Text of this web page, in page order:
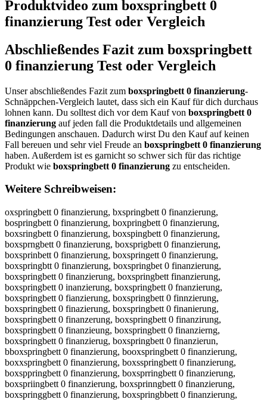
Produktvideo zum boxspringbett 0
finanzierung Test oder Vergleich
Abschließendes Fazit zum boxspringbett
0 finanzierung Test oder Vergleich
Unser abschließendes Fazit zum boxspringbett 0 finanzierung-
Schnäppchen-Vergleich lautet, dass sich ein Kauf für dich durchaus
lohnen kann. Du solltest dich vor dem Kauf von boxspringbett 0
finanzierung auf jeden fall die Produktdetails und allgemeinen
Bedingungen anschauen. Dadurch wirst Du den Kauf auf keinen
Fall bereuen und sehr viel Freude an boxspringbett 0 finanzierung
haben. Außerdem ist es garnicht so schwer sich für das richtige
Produkt wie boxspringbett 0 finanzierung zu entscheiden.
Weitere Schreibweisen:
oxspringbett 0 finanzierung, bxspringbett 0 finanzierung, bospringbett 0 finanzierung, boxpringbett 0 finanzierung, boxsringbett 0 finanzierung, boxspingbett 0 finanzierung, boxsprngbett 0 finanzierung, boxsprigbett 0 finanzierung, boxsprinbett 0 finanzierung, boxspringett 0 finanzierung, boxspringbtt 0 finanzierung, boxspringbet 0 finanzierung, boxspringbett 0 finanzierung, boxspringbett finanzierung, boxspringbett 0 inanzierung, boxspringbett 0 fnanzierung, boxspringbett 0 fianzierung, boxspringbett 0 finnzierung, boxspringbett 0 finazierung, boxspringbett 0 finanierung, boxspringbett 0 finanzerung, boxspringbett 0 finanzirung, boxspringbett 0 finanzieung, boxspringbett 0 finanzierng, boxspringbett 0 finanzierug, boxspringbett 0 finanzierun, bboxspringbett 0 finanzierung, booxspringbett 0 finanzierung, boxxspringbett 0 finanzierung, boxsspringbett 0 finanzierung, boxsppringbett 0 finanzierung, boxsprringbett 0 finanzierung, boxspriingbett 0 finanzierung, boxsprinngbett 0 finanzierung, boxspringgbett 0 finanzierung, boxspringbbett 0 finanzierung, boxspringbeett 0 finanzierung, boxspringbettt 0 finanzierung, boxspringbett 00 finanzierung, boxspringbett 0 ffinanzierung, boxspringbett 0 fiinanzierung, boxspringbett 0 finnanzierung, boxspringbett 0 finaanzierung, boxspringbett 0 finannzierung, boxspringbett 0 finanzzierung, boxspringbett 0 finanziierung, boxspringbett 0 finanzieerung, boxspringbett 0 finanzierrung, boxspringbett 0 finanzieruung, boxspringbett 0 finanzierunng, boxspringbett 0 finanzierungg, obxspringbett 0 finanzierung, bxospringbett 0 finanzierung, bosxpringbett 0 finanzierung, boxpsringbett 0 finanzierung, boxsrpingbett 0 finanzierung, boxspirngbett 0 finanzierung, boxsprnigbett 0 finanzierung, boxsprignbett 0 finanzierung, boxsprinbgett 0 finanzierung, boxspringebtt 0 finanzierung, boxspringbtet 0 finanzierung, boxspringbet t0 finanzierung, boxspringbett0 finanzierung, boxspringbett 0finanzierung, boxspringbett 0f inanzierung, boxspringbett 0 ifnanzierung, boxspringbett 0 fnianzierung, boxspringbett 0 fiannzierung, boxspringbett 0 finnazierung, boxspringbett 0 finaznierung, boxspringbett 0 finanizerung, boxspringbett 0 finanzeirung, boxspringbett 0 finanzireung, boxspringbett 0 finanzieurng, boxspringbett 0 finanziernug, boxspringbett 0 finanzierugn, boxspringbett0 finanzierung, boxspringbett 0finanzierung, oxspringbett 0 finanzierung, voxspringbett 0 finanzierung, foxspringbett 0 finanzierung, goxspringbett 0 finanzierung, hoxspringbett 0 finanzierung, noxspringbett 0 finanzierung, bixspringbett 0 finanzierung, bkxspringbett 0 finanzierung, blxspringbett 0 finanzierung, bpxspringbett 0 finanzierung, b9xspringbett 0 finanzierung, b0xspringbett 0 finanzierung, bozspringbett 0 finanzierung, boaspringbett 0 finanzierung, bosspringbett 0 finanzierung, bodspringbett 0 finanzierung, bocspringbett 0 finanzierung, boxqpringbett 0 finanzierung, boxwpringbett 0 finanzierung, boxepringbett 0 finanzierung, boxzpringbett 0 finanzierung, boxxpringbett 0 finanzierung, boxcpringbett 0 finanzierung, boxsoringbett 0 finanzierung, boxslringbett 0 finanzierung, boxsöringbett 0 finanzierung, boxsüringbett 0 finanzierung, boxs0ringbett 0 finanzierung, boxsßringbett 0 finanzierung, boxspeingbett 0 finanzierung, boxspdingbett 0 finanzierung, boxspfingbett 0 finanzierung, boxspgingbett 0 finanzierung, boxsptingbett 0 finanzierung, boxsp4ingbett 0 finanzierung, boxsp5ingbett 0 finanzierung, boxsprungbett 0 finanzierung, boxsprjngbett 0 finanzierung, boxsprkngbett 0 finanzierung, boxsprlngbett 0 finanzierung, boxsprongbett 0 finanzierung, boxspr8ngbett 0 finanzierung, boxspr9ngbett 0 finanzierung, boxspri gbett 0 finanzierung, boxspribgbett 0 finanzierung, boxspriggbett 0 finanzierung, boxsprihgbett 0 finanzierung, boxsprijgbett 0 finanzierung, boxsprimgbett 0 finanzierung, boxsprinrbett 0 finanzierung, boxsprinfbett 0 finanzierung, boxsprinvbett 0 finanzierung, boxsprintbett 0 finanzierung, boxsprinbbett 0 finanzierung, boxsprinybett 0 finanzierung, boxsprinhbett 0 finanzierung, boxsprinnbett 0 finanzierung, boxspring ett 0 finanzierung, boxspringvett 0 finanzierung, boxspringfett 0 finanzierung, boxspringgett 0 finanzierung, boxspringhett 0 finanzierung, boxspringnett 0 finanzierung, boxspringbwtt 0 finanzierung, boxspringbstt 0 finanzierung, boxspringbdtt 0 finanzierung, boxspringbftt 0 finanzierung, boxspringbrtt 0 finanzierung, boxspringb3tt 0 finanzierung, boxspringb4tt 0 finanzierung, boxspringbert 0 finanzierung, boxspringbeft 0 finanzierung, boxspringbegt 0 finanzierung, boxspringbeht 0 finanzierung, boxspringbeyt 0 finanzierung, boxspringbe5t 0 finanzierung, boxspringbe6t 0 finanzierung, boxspringbetr 0 finanzierung, boxspringbetf 0 finanzierung, boxspringbetg 0 finanzierung, boxspringbeth 0 finanzierung, boxspringbety 0 finanzierung, boxspringbet5 0 finanzierung, boxspringbet6 0 finanzierung, boxspringbett o finanzierung, boxspringbett p finanzierung, boxspringbett 0 cinanzierung, boxspringbett 0 dinanzierung, boxspringbett 0 einanzierung, boxspringbett 0 rinanzierung, boxspringbett 0 tinanzierung, boxspringbett 0 ginanzierung, boxspringbett 0 binanzierung, boxspringbett 0 vinanzierung, boxspringbett 0 funanzierung, boxspringbett 0 fjnanzierung, boxspringbett 0 fknanzierung, boxspringbett 0 flnanzierung, boxspringbett 0 fonanzierung, boxspringbett 0 f8nanzierung, boxspringbett 0 f9nanzierung, boxspringbett 0 fi anzierung, boxspringbett 0 fibanzierung, boxspringbett 0 figanzierung, boxspringbett 0 fihanzierung, boxspringbett 0 fijanzierung, boxspringbett 0 fimanzierung, boxspringbett 0 finqnzierung, boxspringbett 0 finwnzierung, boxspringbett 0 finznzierung, boxspringbett 0 finxnzierung, boxspringbett 0 fina zierung, boxspringbett 0 finabzierung, boxspringbett 0 finagzierung, boxspringbett 0 finahzierung, boxspringbett 0 finajzierung, boxspringbett 0 finamzierung, boxspringbett 0 finanxierung, boxspringbett 0 finansierung, boxspringbett 0 finanaierung, boxspringbett 0 finanzuerung, boxspringbett 0 finanzjerung, boxspringbett 0 finanzkerung, boxspringbett 0 finanzlerung, boxspringbett 0 finanzoerung, boxspringbett 0 finanz8erung, boxspringbett 0 finanz9erung, boxspringbett 0 finanziwrung, boxspringbett 0 finanzisrung, boxspringbett 0 finanzidrung, boxspringbett 0 finanzifrung, boxspringbett 0 finanzirrung, boxspringbett 0 finanzi3rung, boxspringbett 0 finanzi4rung, boxspringbett 0 finanzieeung, boxspringbett 0 finanziedung, boxspringbett 0 finanziefung, boxspringbett 0 finanziegung, boxspringbett 0 finanzietung, boxspringbett 0 finanzie4ung, boxspringbett 0 finanzie5ung, boxspringbett 0 finanzieryng, boxspringbett 0 finanzierhng, boxspringbett 0 finanzierjng, boxspringbett 0 finanzierkng, boxspringbett 0 finanziering, boxspringbett 0 finanzier7ng, boxspringbett 0 finanzier8ng, boxspringbett 0 finanzieru g, boxspringbett 0 finanzierubg, boxspringbett 0 finanzierugg, boxspringbett 0 finanzieruhg, boxspringbett 0 finanzierujg, boxspringbett 0 finanzierumg, boxspringbett 0 finanzierunr, boxspringbett 0 finanzierunf, boxspringbett 0 finanzierunv, boxspringbett 0 finanzierunt, boxspringbett 0 finanzierunb, boxspringbett 0 finanzieruny, boxspringbett 0 finanzierunh, boxspringbett 0 finanzierunn, boxspringbett 0 finanzierung, b oxspringbett 0 finanzierung, vboxspringbett 0 finanzierung, bvoxspringbett 0 finanzierung, fboxspringbett 0 finanzierung, bfoxspringbett 0 finanzierung, gboxspringbett 0 finanzierung, bgoxspringbett 0 finanzierung, hboxspringbett 0 finanzierung, bhoxspringbett 0 finanzierung, nboxspringbett 0 finanzierung, bnoxspringbett 0 finanzierung, bioxspringbett 0 finanzierung, boixspringbett 0 finanzierung, bkoxspringbett 0 finanzierung, bokxspringbett 0 finanzierung, bloxspringbett 0 finanzierung, bolxspringbett 0 finanzierung, bpoxspringbett 0 finanzierung, bopxspringbett 0 finanzierung, b9oxspringbett 0 finanzierung, bo9xspringbett 0 finanzierung, b0oxspringbett 0 finanzierung, bo0xspringbett 0 finanzierung, bozxspringbett 0 finanzierung, boxzspringbett 0 finanzierung, boaxspringbett 0 finanzierung, boxaspringbett 0 finanzierung, bosxspringbett 0 finanzierung, bodxspringbett 0 finanzierung, boxdspringbett 0 finanzierung, bocxspringbett 0 finanzierung, boxcspringbett 0 finanzierung, boxqspringbett 0 finanzierung, boxsqpringbett 0 finanzierung, boxwspringbett 0 finanzierung, boxswpringbett 0 finanzierung, boxespringbett 0 finanzierung, boxsepringbett 0 finanzierung, boxszpringbett 0 finanzierung, boxsxpringbett 0 finanzierung, boxscpringbett 0 finanzierung, boxsopringbett 0 finanzierung, boxsporingbett 0 finanzierung, boxslpringbett 0 finanzierung, boxsplringbett 0 finanzierung, boxsöpringbett 0 finanzierung, boxspöringbett 0 finanzierung, boxsüpringbett 0 finanzierung, boxspüringbett 0 finanzierung, boxs0pringbett 0 finanzierung, boxsp0ringbett 0 finanzierung, boxsßpringbett 0 finanzierung, boxspßringbett 0 finanzierung, boxsperingbett 0 finanzierung, boxspreingbett 0 finanzierung, boxspdringbett 0 finanzierung, boxsprdingbett 0 finanzierung, boxspfringbett 0 finanzierung, boxsprfingbett 0 finanzierung, boxspgringbett 0 finanzierung, boxsprgingbett 0 finanzierung, boxsptringbett 0 finanzierung, boxsprtingbett 0 finanzierung, boxsp4ringbett 0 finanzierung, boxspr4ingbett 0 finanzierung, boxsp5ringbett 0 finanzierung, boxspr5ingbett 0 finanzierung, boxspruingbett 0 finanzierung, boxspriungbett 0 finanzierung, boxsprjingbett 0 finanzierung, boxsprijngbett 0 finanzierung, boxsprkingbett 0 finanzierung, boxsprikngbett 0 finanzierung, boxsprlingbett 0 finanzierung, boxsprilngbett 0 finanzierung, boxsproingbett 0 finanzierung, boxspriongbett 0 finanzierung, boxspr8ingbett 0 finanzierung, boxspri8ngbett 0 finanzierung, boxspr9ingbett 0 finanzierung, boxspri9ngbett 0 finanzierung, boxspri ngbett 0 finanzierung, boxsprin gbett 0 finanzierung, boxspribngbett 0 finanzierung, boxsprinbgbett 0 finanzierung, boxsprigngbett 0 finanzierung, boxsprihngbett 0 finanzierung, boxsprinhgbett 0 finanzierung, boxsprinjgbe